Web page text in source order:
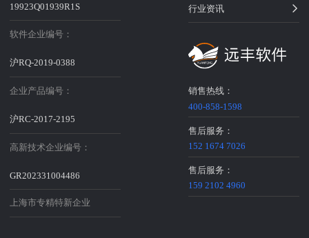
19923Q01939R1S
软件企业编号：
沪RQ-2019-0388
企业产品编号：
沪RC-2017-2195
高新技术企业编号：
GR202331004486
上海市专精特新企业
行业资讯
销售热线：
400-858-1598
售后服务：
152 1674 7026
售后服务：
159 2102 4960